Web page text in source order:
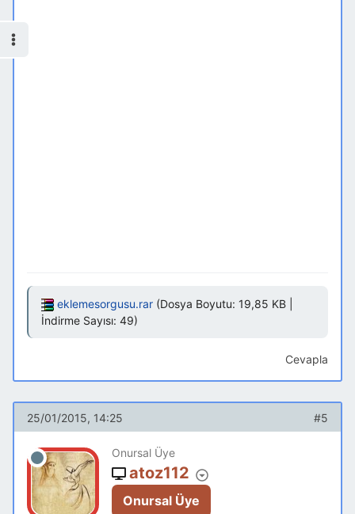
eklemesorgusu.rar(Dosya Boyutu: 19,85 KB |
İndirme Sayısı: 49)
Cevapla
25/01/2015, 14:25 #5
Onursal Üye
atoz112
Onursal Üye